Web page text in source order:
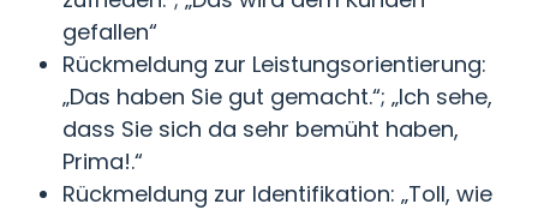
gefallen“
Rückmeldung zur Leistungsorientierung:
„Das haben Sie gut gemacht.“; „Ich sehe,
dass Sie sich da sehr bemüht haben,
Prima!.“
Rückmeldung zur Identifikation: „Toll, wie